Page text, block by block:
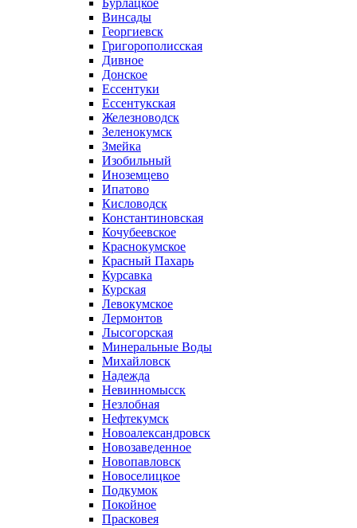
Бурлацкое
Винсады
Георгиевск
Григорополисская
Дивное
Донское
Ессентуки
Ессентукская
Железноводск
Зеленокумск
Змейка
Изобильный
Иноземцево
Ипатово
Кисловодск
Константиновская
Кочубеевское
Краснокумское
Красный Пахарь
Курсавка
Курская
Левокумское
Лермонтов
Лысогорская
Минеральные Воды
Михайловск
Надежда
Невинномысск
Незлобная
Нефтекумск
Новоалександровск
Новозаведенное
Новопавловск
Новоселицкое
Подкумок
Покойное
Прасковея